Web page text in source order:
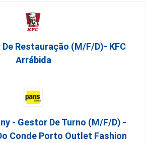
De Restauração (m/f/d)- KFC
Arrábida
- Gestor De Turno (m/f/d) -
Conde Porto Outlet Fashion